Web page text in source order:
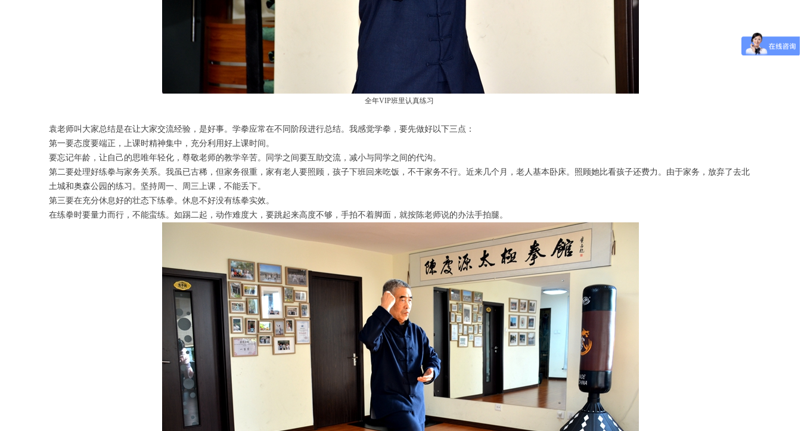
全年VIP班里认真练习
袁老师叫大家总结是在让大家交流经验，是好事。学拳应常在不同阶段进行总结。我感觉学拳，要先做好以下三点：
第一要态度要端正，上课时精神集中，充分利用好上课时间。
要忘记年龄，让自己的思唯年轻化，尊敬老师的教学辛苦。同学之间要互助交流，减小与同学之间的代沟。
第二要处理好练拳与家务关系。我虽已古稀，但家务很重，家有老人要照顾，孩子下班回来吃饭，不干家务不行。近来几个月，老人基本卧床。照顾她比看孩子还费力。由于家务，放弃了去北
土城和奥森公园的练习。坚持周一、周三上课，不能丢下。
第三要在充分休息好的壮态下练拳。休息不好没有练拳实效。
在练拳时要量力而行，不能蛮练。如踢二起，动作难度大，要跳起来高度不够，手拍不着脚面，就按陈老师说的办法手拍腿。